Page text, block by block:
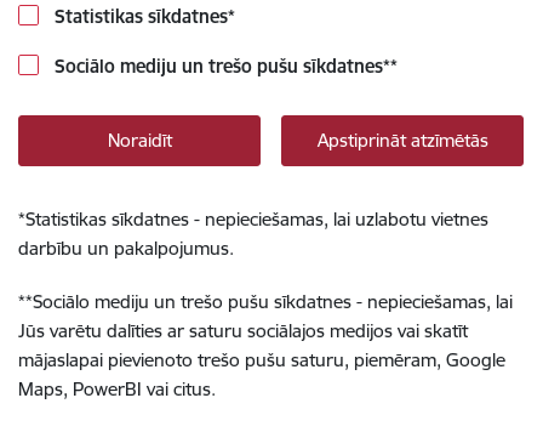
Statistikas sīkdatnes*
Sociālo mediju un trešo pušu sīkdatnes**
Noraidīt Apstiprināt atzīmētās
*Statistikas sīkdatnes - nepieciešamas, lai uzlabotu vietnes
darbību un pakalpojumus.
**Sociālo mediju un trešo pušu sīkdatnes - nepieciešamas, lai
Jūs varētu dalīties ar saturu sociālajos medijos vai skatīt
mājaslapai pievienoto trešo pušu saturu, piemēram, Google
Maps, PowerBI vai citus.